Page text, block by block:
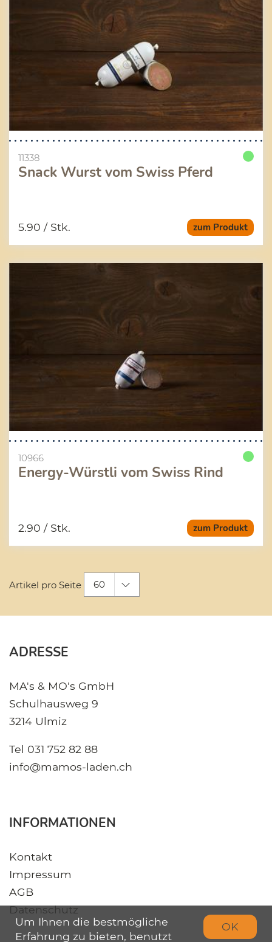
11338
Snack Wurst vom Swiss Pferd
zum Produkt
5.90 / Stk.
10966
Energy-Würstli vom Swiss Rind
zum Produkt
2.90 / Stk.
Artikel pro Seite 60
ADRESSE
MA's & MO's GmbH
Schulhausweg 9
3214 Ulmiz
Tel 031 752 82 88
info@mamos-laden.ch
INFORMATIONEN
Kontakt
Impressum
AGB
Datenschutz
OK
Um Ihnen die bestmögliche
Erfahrung zu bieten, benutzt